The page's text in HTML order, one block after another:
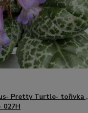
Pretty Turtle- tořivka ,
027H